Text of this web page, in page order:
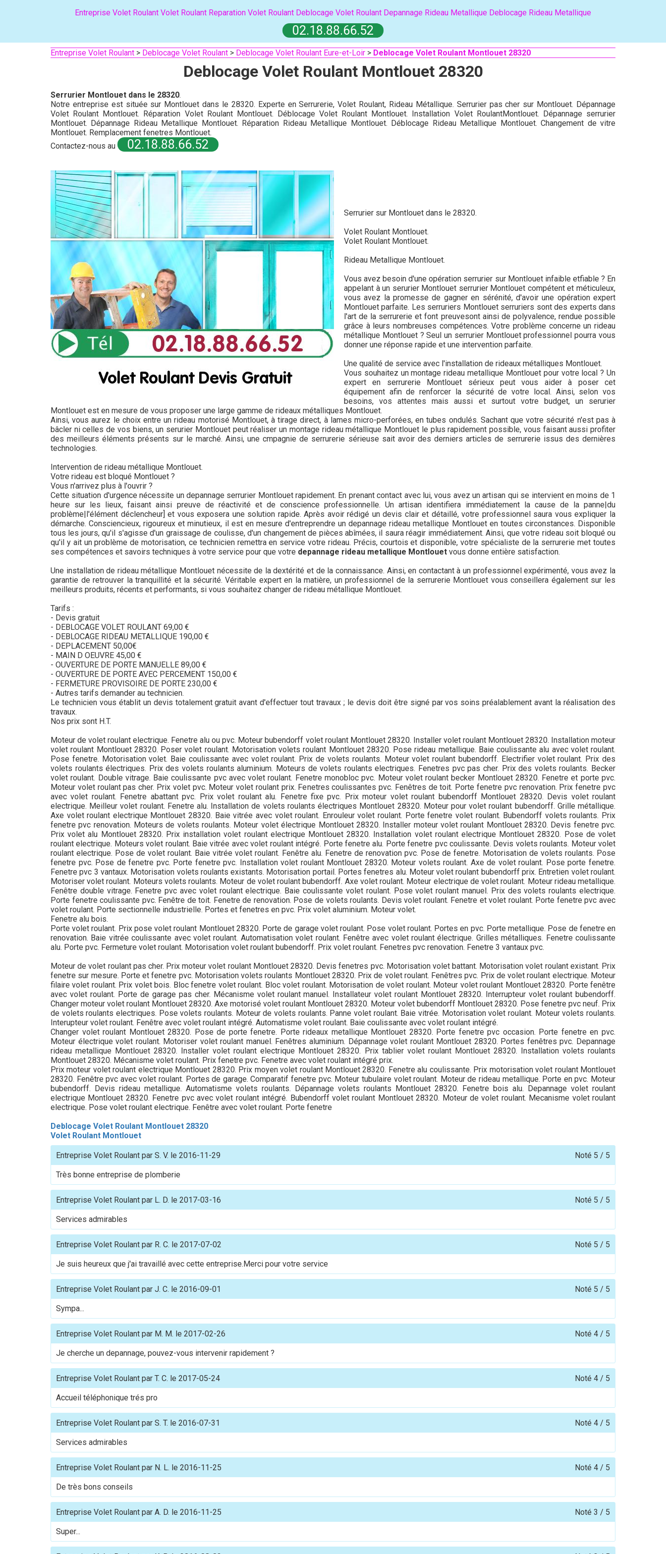
Entreprise Volet Roulant Volet Roulant Reparation Volet Roulant Deblocage Volet Roulant Depannage Rideau Metallique Deblocage Rideau Metallique
02.18.88.66.52
Entreprise Volet Roulant > Deblocage Volet Roulant > Deblocage Volet Roulant Eure-et-Loir > Deblocage Volet Roulant Montlouet 28320
Deblocage Volet Roulant Montlouet 28320
Serrurier Montlouet dans le 28320.
Notre entreprise est située sur Montlouet dans le 28320. Experte en Serrurerie, Volet Roulant, Rideau Métallique. Serrurier pas cher sur Montlouet. Dépannage
Volet Roulant Montlouet. Réparation Volet Roulant Montlouet. Déblocage Volet Roulant Montlouet. Installation Volet RoulantMontlouet. Dépannage serrurier
Montlouet. Dépannage Rideau Metallique Montlouet. Réparation Rideau Metallique Montlouet. Déblocage Rideau Metallique Montlouet. Changement de vitre
Montlouet. Remplacement fenetres Montlouet.
Contactez-nous au
02.18.88.66.52
Serrurier sur Montlouet dans le 28320.
Volet Roulant Montlouet.
Volet Roulant Montlouet.
Rideau Metallique Montlouet.
Vous avez besoin d'une opération serrurier sur Montlouet infaible etfiable ? En
appelant à un serurier Montlouet serrurier Montlouet compétent et méticuleux,
vous avez la promesse de gagner en sérénité, d'avoir une opération expert
Montlouet parfaite. Les serruriers Montlouet serruriers sont des experts dans
l'art de la serrurerie et font preuvesont ainsi de polyvalence, rendue possible
grâce à leurs nombreuses compétences. Votre problème concerne un rideau
métallique Montlouet ? Seul un serrurier Montlouet professionnel pourra vous
donner une réponse rapide et une intervention parfaite.
Une qualité de service avec l'installation de rideaux métalliques Montlouet.
Vous souhaitez un montage rideau metallique Montlouet pour votre local ? Un
expert en serrurerie Montlouet sérieux peut vous aider à poser cet
équipement afin de renforcer la sécurité de votre local. Ainsi, selon vos
besoins, vos attentes mais aussi et surtout votre budget, un serurier
Montlouet est en mesure de vous proposer une large gamme de rideaux métalliques Montlouet.
Ainsi, vous aurez le choix entre un rideau motorisé Montlouet, à tirage direct, à lames micro-perforées, en tubes ondulés. Sachant que votre sécurité n'est pas à
bâcler ni celles de vos biens, un serurier Montlouet peut réaliser un montage rideau métallique Montlouet le plus rapidement possible, vous faisant aussi profiter
des meilleurs éléments présents sur le marché. Ainsi, une cmpagnie de serrurerie sérieuse sait avoir des derniers articles de serrurerie issus des dernières
technologies.
Intervention de rideau métallique Montlouet.
Votre rideau est bloqué Montlouet ?
Vous n'arrivez plus à l'ouvrir ?
Cette situation d'urgence nécessite un depannage serrurier Montlouet rapidement. En prenant contact avec lui, vous avez un artisan qui se intervient en moins de 1
heure sur les lieux, faisant ainsi preuve de réactivité et de conscience professionnelle. Un artisan identifiera immédiatement la cause de la panne|du
problème|l'élément déclencheur] et vous exposera une solution rapide. Après avoir rédigé un devis clair et détaillé, votre professionnel saura vous expliquer la
démarche. Consciencieux, rigoureux et minutieux, il est en mesure d'entreprendre un depannage rideau metallique Montlouet en toutes circonstances. Disponible
tous les jours, qu'il s'agisse d'un graissage de coulisse, d'un changement de pièces abîmées, il saura réagir immédiatement. Ainsi, que votre rideau soit bloqué ou
qu'il y ait un problème de motorisation, ce technicien remettra en service votre rideau. Précis, courtois et disponible, votre spécialiste de la serrurerie met toutes
ses compétences et savoirs techniques à votre service pour que votre depannage rideau metallique Montlouet vous donne entière satisfaction.
Une installation de rideau métallique Montlouet nécessite de la dextérité et de la connaissance. Ainsi, en contactant à un professionnel expérimenté, vous avez la
garantie de retrouver la tranquillité et la sécurité. Véritable expert en la matière, un professionnel de la serrurerie Montlouet vous conseillera également sur les
meilleurs produits, récents et performants, si vous souhaitez changer de rideau métallique Montlouet.
Tarifs :
- Devis gratuit
- DEBLOCAGE VOLET ROULANT 69,00 €
- DEBLOCAGE RIDEAU METALLIQUE 190,00 €
- DEPLACEMENT 50,00€
- MAIN D OEUVRE 45,00 €
- OUVERTURE DE PORTE MANUELLE 89,00 €
- OUVERTURE DE PORTE AVEC PERCEMENT 150,00 €
- FERMETURE PROVISOIRE DE PORTE 230,00 €
- Autres tarifs demander au technicien.
Le technicien vous établit un devis totalement gratuit avant d'effectuer tout travaux ; le devis doit être signé par vos soins préalablement avant la réalisation des
travaux.
Nos prix sont H.T.
Moteur de volet roulant electrique. Fenetre alu ou pvc. Moteur bubendorff volet roulant Montlouet 28320. Installer volet roulant Montlouet 28320. Installation moteur
volet roulant Montlouet 28320. Poser volet roulant. Motorisation volets roulant Montlouet 28320. Pose rideau metallique. Baie coulissante alu avec volet roulant.
Pose fenetre. Motorisation volet. Baie coulissante avec volet roulant. Prix de volets roulants. Moteur volet roulant bubendorff. Electrifier volet roulant. Prix des
volets roulants électriques. Prix des volets roulants aluminium. Moteurs de volets roulants electriques. Fenetres pvc pas cher. Prix des volets roulants. Becker
volet roulant. Double vitrage. Baie coulissante pvc avec volet roulant. Fenetre monobloc pvc. Moteur volet roulant becker Montlouet 28320. Fenetre et porte pvc.
Moteur volet roulant pas cher. Prix volet pvc. Moteur volet roulant prix. Fenetres coulissantes pvc. Fenêtres de toit. Porte fenetre pvc renovation. Prix fenetre pvc
avec volet roulant. Fenetre abattant pvc. Prix volet roulant alu. Fenetre fixe pvc. Prix moteur volet roulant bubendorff Montlouet 28320. Devis volet roulant
electrique. Meilleur volet roulant. Fenetre alu. Installation de volets roulants électriques Montlouet 28320. Moteur pour volet roulant bubendorff. Grille métallique.
Axe volet roulant electrique Montlouet 28320. Baie vitrée avec volet roulant. Enrouleur volet roulant. Porte fenetre volet roulant. Bubendorff volets roulants. Prix
fenetre pvc renovation. Moteurs de volets roulants. Moteur volet électrique Montlouet 28320. Installer moteur volet roulant Montlouet 28320. Devis fenetre pvc.
Prix volet alu Montlouet 28320. Prix installation volet roulant electrique Montlouet 28320. Installation volet roulant electrique Montlouet 28320. Pose de volet
roulant electrique. Moteurs volet roulant. Baie vitrée avec volet roulant intégré. Porte fenetre alu. Porte fenetre pvc coulissante. Devis volets roulants. Moteur volet
roulant electrique. Pose de volet roulant. Baie vitrée volet roulant. Fenêtre alu. Fenetre de renovation pvc. Pose de fenetre. Motorisation de volets roulants. Pose
fenetre pvc. Pose de fenetre pvc. Porte fenetre pvc. Installation volet roulant Montlouet 28320. Moteur volets roulant. Axe de volet roulant. Pose porte fenetre.
Fenetre pvc 3 vantaux. Motorisation volets roulants existants. Motorisation portail. Portes fenetres alu. Moteur volet roulant bubendorff prix. Entretien volet roulant.
Motoriser volet roulant. Moteurs volets roulants. Moteur de volet roulant bubendorff. Axe volet roulant. Moteur electrique de volet roulant. Moteur rideau metallique.
Fenêtre double vitrage. Fenetre pvc avec volet roulant electrique. Baie coulissante volet roulant. Pose volet roulant manuel. Prix des volets roulants electrique.
Porte fenetre coulissante pvc. Fenêtre de toit. Fenetre de renovation. Pose de volets roulants. Devis volet roulant. Fenetre et volet roulant. Porte fenetre pvc avec
volet roulant. Porte sectionnelle industrielle. Portes et fenetres en pvc. Prix volet aluminium. Moteur volet.
Fenetre alu bois.
Porte volet roulant. Prix pose volet roulant Montlouet 28320. Porte de garage volet roulant. Pose volet roulant. Portes en pvc. Porte metallique. Pose de fenetre en
renovation. Baie vitrée coulissante avec volet roulant. Automatisation volet roulant. Fenêtre avec volet roulant électrique. Grilles métalliques. Fenetre coulissante
alu. Porte pvc. Fermeture volet roulant. Motorisation volet roulant bubendorff. Prix volet roulant. Fenetres pvc renovation. Fenetre 3 vantaux pvc.
Moteur de volet roulant pas cher. Prix moteur volet roulant Montlouet 28320. Devis fenetres pvc. Motorisation volet battant. Motorisation volet roulant existant. Prix
fenetre sur mesure. Porte et fenetre pvc. Motorisation volets roulants Montlouet 28320. Prix de volet roulant. Fenêtres pvc. Prix de volet roulant electrique. Moteur
filaire volet roulant. Prix volet bois. Bloc fenetre volet roulant. Bloc volet roulant. Motorisation de volet roulant. Moteur volet roulant Montlouet 28320. Porte fenêtre
avec volet roulant. Porte de garage pas cher. Mécanisme volet roulant manuel. Installateur volet roulant Montlouet 28320. Interrupteur volet roulant bubendorff.
Changer moteur volet roulant Montlouet 28320. Axe motorisé volet roulant Montlouet 28320. Moteur volet bubendorff Montlouet 28320. Pose fenetre pvc neuf. Prix
de volets roulants electriques. Pose volets roulants. Moteur de volets roulants. Panne volet roulant. Baie vitrée. Motorisation volet roulant. Moteur volets roulants.
Interupteur volet roulant. Fenêtre avec volet roulant intégré. Automatisme volet roulant. Baie coulissante avec volet roulant intégré.
Changer volet roulant Montlouet 28320. Pose de porte fenetre. Porte rideaux metallique Montlouet 28320. Porte fenetre pvc occasion. Porte fenetre en pvc.
Moteur électrique volet roulant. Motoriser volet roulant manuel. Fenêtres aluminium. Dépannage volet roulant Montlouet 28320. Portes fenêtres pvc. Depannage
rideau metallique Montlouet 28320. Installer volet roulant electrique Montlouet 28320. Prix tablier volet roulant Montlouet 28320. Installation volets roulants
Montlouet 28320. Mécanisme volet roulant. Prix fenetre pvc. Fenetre avec volet roulant intégré prix.
Prix moteur volet roulant electrique Montlouet 28320. Prix moyen volet roulant Montlouet 28320. Fenetre alu coulissante. Prix motorisation volet roulant Montlouet
28320. Fenêtre pvc avec volet roulant. Portes de garage. Comparatif fenetre pvc. Moteur tubulaire volet roulant. Moteur de rideau metallique. Porte en pvc. Moteur
bubendorff. Devis rideau metallique. Automatisme volets roulants. Dépannage volets roulants Montlouet 28320. Fenetre bois alu. Depannage volet roulant
electrique Montlouet 28320. Fenetre pvc avec volet roulant intégré. Bubendorff volet roulant Montlouet 28320. Moteur de volet roulant. Mecanisme volet roulant
electrique. Pose volet roulant electrique. Fenêtre avec volet roulant. Porte fenetre
Deblocage Volet Roulant Montlouet 28320
Volet Roulant Montlouet
Entreprise Volet Roulant par S. V. le 2016-11-29 Noté 5 / 5
Très bonne entreprise de plomberie
Entreprise Volet Roulant par L. D. le 2017-03-16 Noté 5 / 5
Services admirables
Entreprise Volet Roulant par R. C. le 2017-07-02 Noté 5 / 5
Je suis heureux que j'ai travaillé avec cette entreprise.Merci pour votre service
Entreprise Volet Roulant par J. C. le 2016-09-01 Noté 5 / 5
Sympa...
Entreprise Volet Roulant par M. M. le 2017-02-26 Noté 4 / 5
Je cherche un depannage, pouvez-vous intervenir rapidement ?
Entreprise Volet Roulant par T. C. le 2017-05-24 Noté 4 / 5
Accueil téléphonique trés pro
Entreprise Volet Roulant par S. T. le 2016-07-31 Noté 4 / 5
Services admirables
Entreprise Volet Roulant par N. L. le 2016-11-25 Noté 4 / 5
De très bons conseils
Entreprise Volet Roulant par A. D. le 2016-11-25 Noté 3 / 5
Super...